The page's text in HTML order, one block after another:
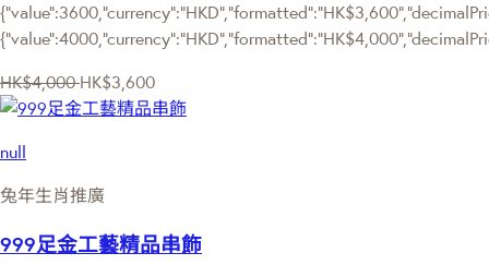
HK$4,000 HK$3,600
null
兔年生肖推廣
999足金工藝精品串飾